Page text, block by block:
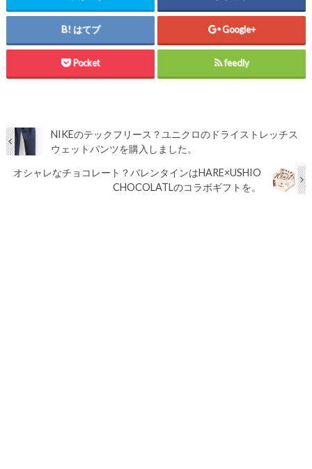
はてブ Google+
Pocket feedly
NIKEのテックフリース？ユニクロのドライストレッチス
ウェットパンツを購入しました。
オシャレなチョコレート？バレンタインはHARE×USHIO
CHOCOLATLのコラボギフトを。